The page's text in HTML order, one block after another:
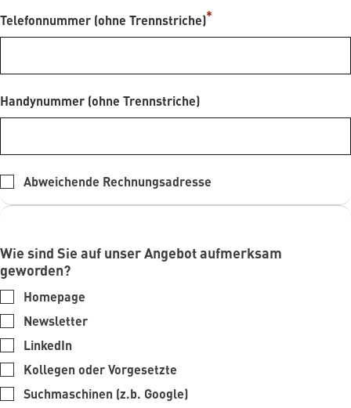
Telefonnummer (ohne Trennstriche)
Handynummer (ohne Trennstriche)
Abweichende Rechnungsadresse
Wie sind Sie auf unser Angebot aufmerksam
geworden?
Homepage
Newsletter
LinkedIn
Kollegen oder Vorgesetzte
Suchmaschinen (z.b. Google)